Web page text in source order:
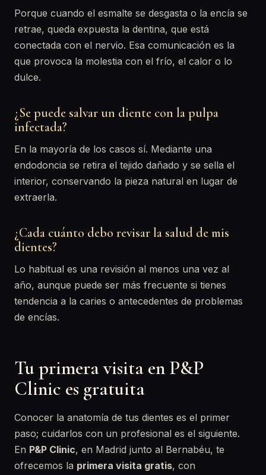
Porque cuando el esmalte se desgasta o la encía se
retrae, queda expuesta la dentina, que está
conectada con el nervio. Esa comunicación es la
que provoca la molestia con el frío, el calor o lo
dulce.
¿Se puede salvar un diente con la pulpa
infectada?
En la mayoría de los casos sí. Mediante una
endodoncia se retira el tejido dañado y se sella el
interior, conservando la pieza natural en lugar de
extraerla.
¿Cada cuánto debo revisar la salud de mis
dientes?
Lo habitual es una revisión al menos una vez al
año, aunque puede ser más frecuente si tienes
tendencia a la caries o antecedentes de problemas
de encías.
Tu primera visita en P&P
Clinic es gratuita
Conocer la anatomía de tus dientes es el primer
paso; cuidarlos con un profesional es el siguiente.
En P&P Clinic, en Madrid junto al Bernabéu, te
ofrecemos la primera visita gratis, con